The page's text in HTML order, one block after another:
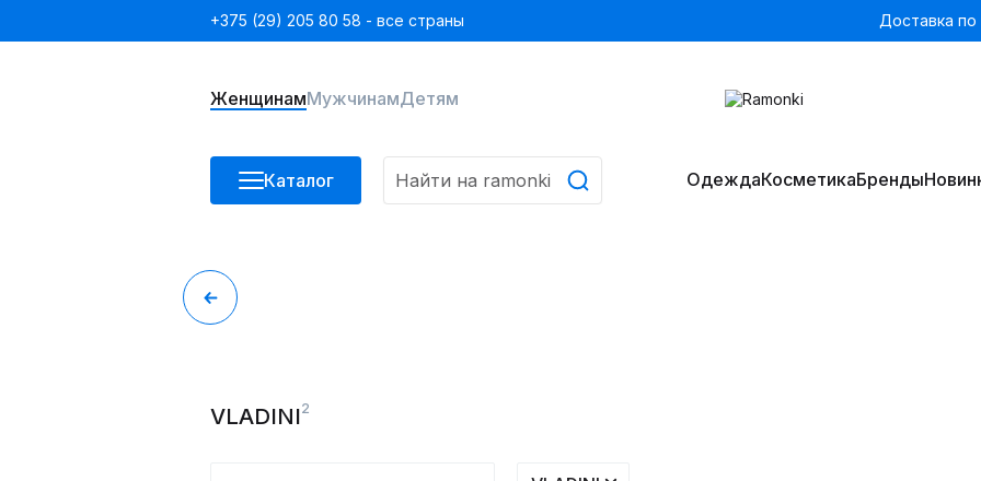
+375 (29) 205 80 58 - все страны Доставка
ЖенщинамМужчинамДетям
Каталог ОдеждаКосметикаБренды
VLADINI2